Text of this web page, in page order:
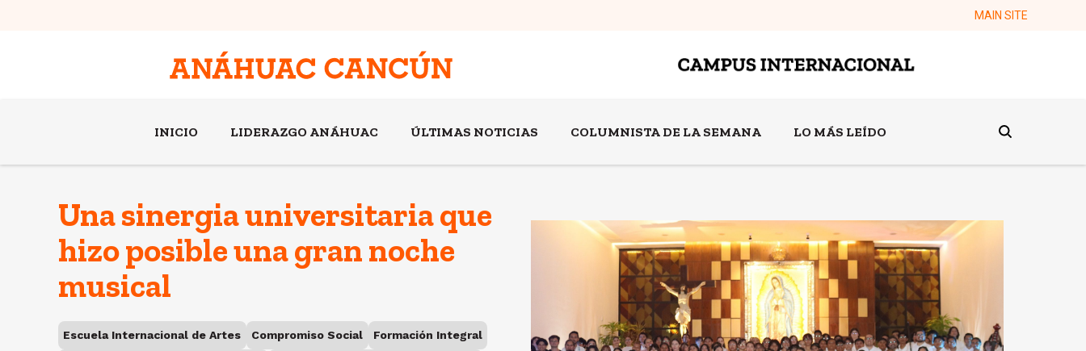
MAIN SITE
INICIO LIDERAZGO ANÁHUAC ÚLTIMAS NOTICIAS COLUMNISTA DE LA SEMANA LO MÁS LEÍDO
Una sinergia universitaria que
hizo posible una gran noche
musical
Escuela Internacional de Artes Compromiso Social Formación Integral